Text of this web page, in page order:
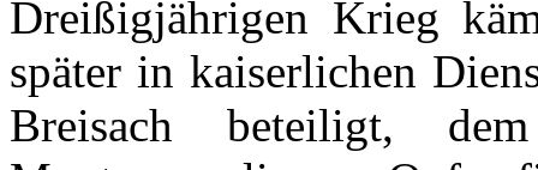
Dreißigjährigen Krieg
später in kaiserlichen
Breisach
beteiligt, dem